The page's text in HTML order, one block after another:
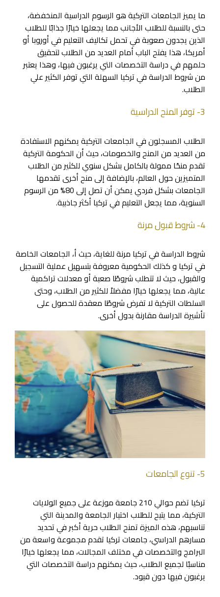
ما يميز الجامعات التركية هو الرسوم الدراسية المنخفضة،
حتى بالنسبة للطلاب الأجانب مما يجعلها خيارًا جذابًا للطلاب
الذين يجدون صعوبة في تحمل تكاليف التعليم في أوروبا أو
أمريكا، هذا يفتح الباب أمام العديد من الطلاب لتحقيق
حلمهم في دراسة التخصصات التي يرغبون فيها، وهذا يعتبر
من شروط الدراسة في تركيا السهلة التي توفر الكثير علي
الطلاب.
3- توفر المنح الدراسية
الطلاب المسجلون في الجامعات التركية يمكنهم الاستفادة
من العديد من المنح والخصومات، حيث أن الحكومة التركية
تقدم منحًا ممولة بالكامل بشكل سنوي للكثير من الطلاب
المتميزين حول العالم، بالإضافة إلى منح أخرى تقدمها
الجامعات بشكل فردي يمكن أن تصل إلى 80% من الرسوم
السنوية، مما يجعل التعليم في تركيا أكثر جاذبية.
4- شروط قبول مرنة
شروط الدراسة في تركيا مرنة للغاية، حيث أ، الجامعات الخاصة
في تركيا و كذلك الحكومية معروفة بتسهيل عملية التسجيل
والقبول، حيث لا تتطلب شروطًا صعبة أو معدلات تراكمية
عالية، مما يجعلها خيارًا مفضلاً للكثير من الطلاب، وحتى
السلطات التركية لا تفرض شروطًا معقدة للحصول على
تأشيرة الدراسة مقارنة بدول أخرى.
5- تنوع الجامعات
تركيا تضم حوالي 210 جامعة موزعة على جميع الولايات
التركية، مما يتيح للطلاب اختيار الجامعة والمدينة التي
تناسبهم، هذه الميزة تمنح الطلاب حرية أكبر في تحديد
مسارهم الدراسي، جامعات تركيا تقدم مجموعة واسعة من
البرامج والتخصصات في مختلف المجالات، مما يجعلها خيارًا
مناسبًا لجميع الطلاب، حيث يمكنهم دراسة التخصصات التي
يرغبون فيها دون قيود.